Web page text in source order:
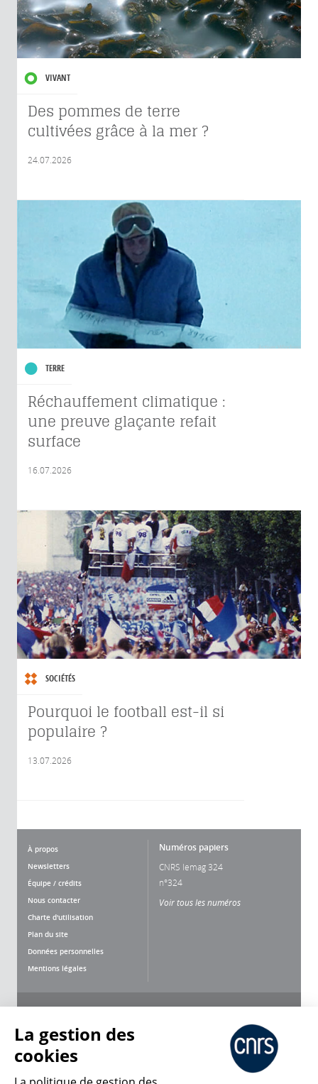
VIVANT
Des pommes de terre
cultivées grâce à la mer ?
24.07.2026
TERRE
Réchauffement climatique :
une preuve glaçante refait
surface
16.07.2026
SOCIÉTÉS
Pourquoi le football est-il si
populaire ?
13.07.2026
À propos
Newsletters
Équipe / crédits
Nous contacter
Charte d'utilisation
Plan du site
Données personnelles
Mentions légales
Numéros papiers
CNRS lemag 324
n°324
Voir tous les numéros
La gestion des
cookies